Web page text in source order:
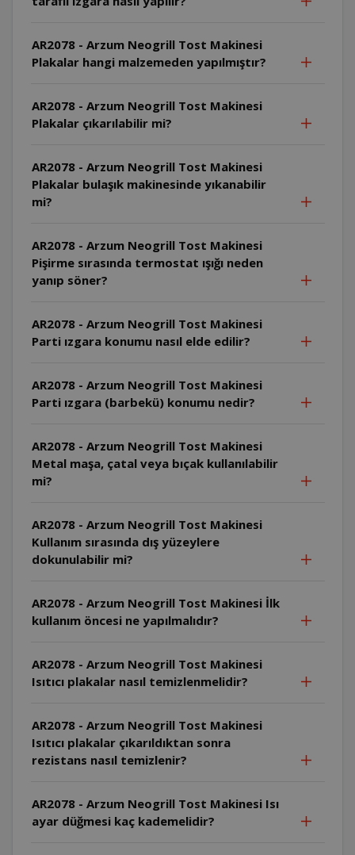
AR2078 - Arzum Neogrill Tost Makinesi
Plakalar hangi malzemeden yapılmıştır?
AR2078 - Arzum Neogrill Tost Makinesi
Plakalar çıkarılabilir mi?
AR2078 - Arzum Neogrill Tost Makinesi
Plakalar bulaşık makinesinde yıkanabilir
mi?
AR2078 - Arzum Neogrill Tost Makinesi
Pişirme sırasında termostat ışığı neden
yanıp söner?
AR2078 - Arzum Neogrill Tost Makinesi
Parti ızgara konumu nasıl elde edilir?
AR2078 - Arzum Neogrill Tost Makinesi
Parti ızgara (barbekü) konumu nedir?
AR2078 - Arzum Neogrill Tost Makinesi
Metal maşa, çatal veya bıçak kullanılabilir
mi?
AR2078 - Arzum Neogrill Tost Makinesi
Kullanım sırasında dış yüzeylere
dokunulabilir mi?
AR2078 - Arzum Neogrill Tost Makinesi İlk
kullanım öncesi ne yapılmalıdır?
AR2078 - Arzum Neogrill Tost Makinesi
Isıtıcı plakalar nasıl temizlenmelidir?
AR2078 - Arzum Neogrill Tost Makinesi
Isıtıcı plakalar çıkarıldıktan sonra
rezistans nasıl temizlenir?
AR2078 - Arzum Neogrill Tost Makinesi Isı
ayar düğmesi kaç kademelidir?